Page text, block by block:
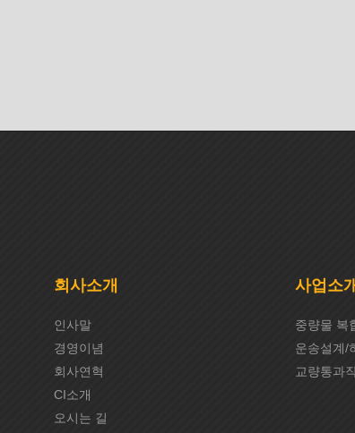
회사소개
인사말
경영이념
회사연혁
CI소개
오시는 길
사업소개
중량물 복
운송설계/
교량통과